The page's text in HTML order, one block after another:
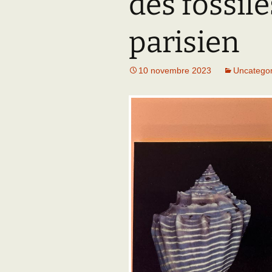
Documents (accès
restreint)
parisien
10 novembre 2023